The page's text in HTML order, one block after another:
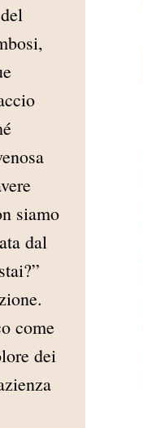
siamo
dal
come
dei